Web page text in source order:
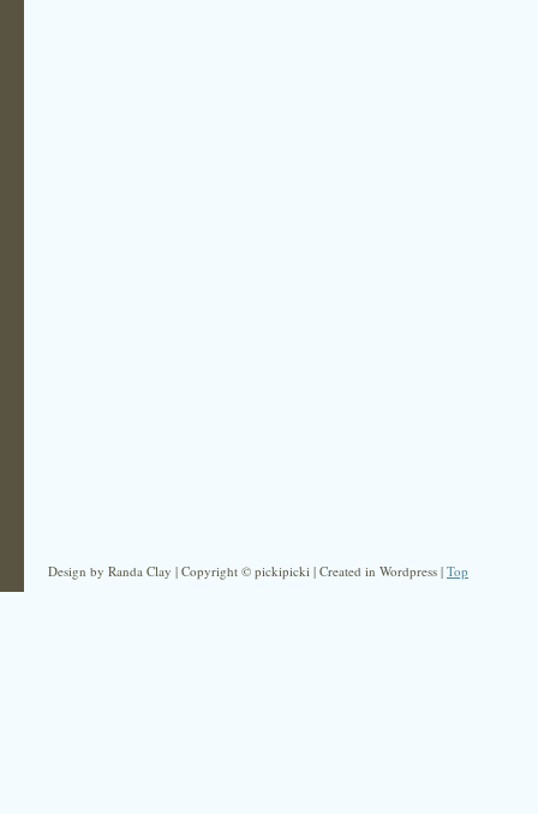
Design by Randa Clay | Copyright © pickipicki | Created in Wordpress | Top